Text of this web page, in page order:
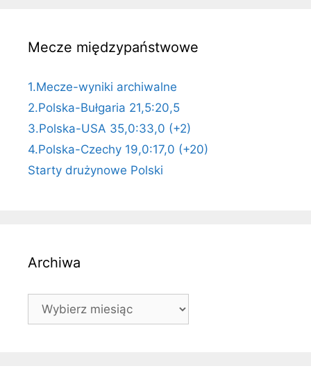
Mecze międzypaństwowe
1.Mecze-wyniki archiwalne
2.Polska-Bułgaria 21,5:20,5
3.Polska-USA 35,0:33,0 (+2)
4.Polska-Czechy 19,0:17,0 (+20)
Starty drużynowe Polski
Archiwa
Archiwa